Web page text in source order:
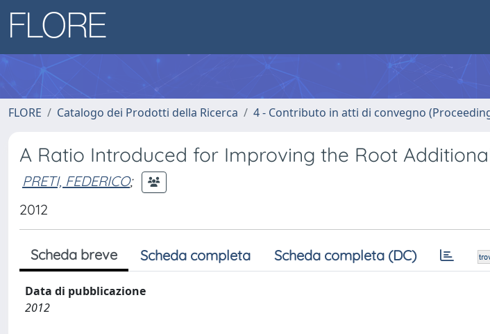
FLORE Catalogo dei Prodotti della Ricerca 4 - Contributo in atti di convegno
A Ratio Introduced for Improving the Root
PRETI, FEDERICO;
2012
Scheda breve Scheda completa Scheda completa (DC)
Data di pubblicazione
2012